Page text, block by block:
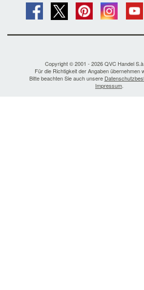
Copyright © 2001 - 2026 QVC Handel
Für die Richtigkeit der Angaben übernehmen
Bitte beachten Sie auch unsere
Impressum.